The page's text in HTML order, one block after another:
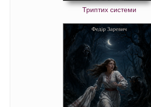
Триптих системи